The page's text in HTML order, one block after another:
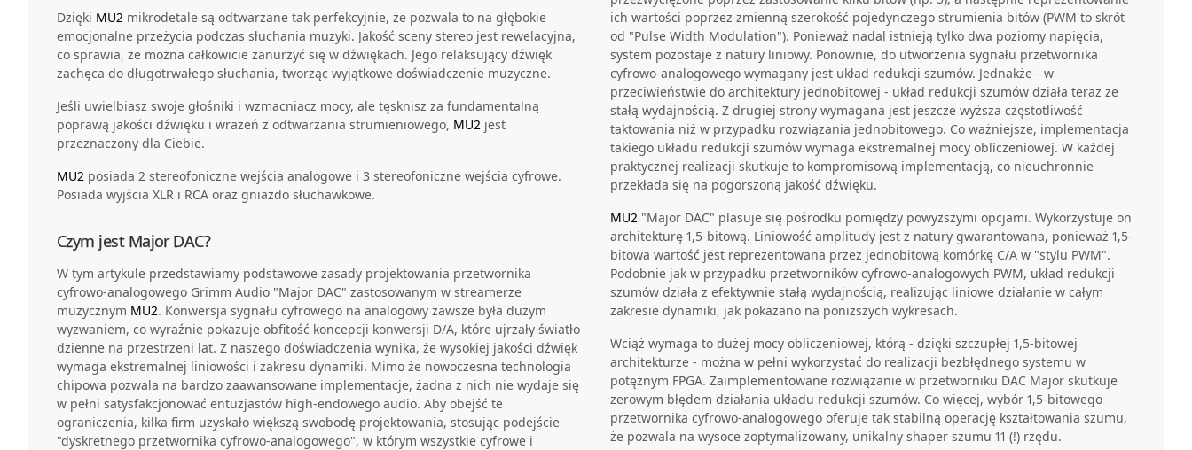
Dzięki MU2 mikrodetale są odtwarzane tak perfekcyjnie, że pozwala to na głębokie
emocjonalne przeżycia podczas słuchania muzyki. Jakość sceny stereo jest rewelacyjna,
co sprawia, że można całkowicie zanurzyć się w dźwiękach. Jego relaksujący dźwięk
zachęca do długotrwałego słuchania, tworząc wyjątkowe doświadczenie muzyczne.
Jeśli uwielbiasz swoje głośniki i wzmacniacz mocy, ale tęsknisz za fundamentalną
poprawą jakości dźwięku i wrażeń z odtwarzania strumieniowego, MU2 jest
przeznaczony dla Ciebie.
MU2 posiada 2 stereofoniczne wejścia analogowe i 3 stereofoniczne wejścia cyfrowe.
Posiada wyjścia XLR i RCA oraz gniazdo słuchawkowe.
Czym jest Major DAC?
W tym artykule przedstawiamy podstawowe zasady projektowania przetwornika
cyfrowo-analogowego Grimm Audio "Major DAC" zastosowanym w streamerze
muzycznym MU2. Konwersja sygnału cyfrowego na analogowy zawsze była dużym
wyzwaniem, co wyraźnie pokazuje obfitość koncepcji konwersji D/A, które ujrzały światło
dzienne na przestrzeni lat. Z naszego doświadczenia wynika, że wysokiej jakości dźwięk
wymaga ekstremalnej liniowości i zakresu dynamiki. Mimo że nowoczesna technologia
chipowa pozwala na bardzo zaawansowane implementacje, żadna z nich nie wydaje się
w pełni satysfakcjonować entuzjastów high-endowego audio. Aby obejść te
ograniczenia, kilka firm uzyskało większą swobodę projektowania, stosując podejście
"dyskretnego przetwornika cyfrowo-analogowego", w którym wszystkie cyfrowe i
ich wartości poprzez zmienną szerokość pojedynczego strumienia bitów (PWM to skrót
od "Pulse Width Modulation"). Ponieważ nadal istnieją tylko dwa poziomy napięcia,
system pozostaje z natury liniowy. Ponownie, do utworzenia sygnału przetwornika
cyfrowo-analogowego wymagany jest układ redukcji szumów. Jednakże - w
przeciwieństwie do architektury jednobitowej - układ redukcji szumów działa teraz ze
stałą wydajnością. Z drugiej strony wymagana jest jeszcze wyższa częstotliwość
taktowania niż w przypadku rozwiązania jednobitowego. Co ważniejsze, implementacja
takiego układu redukcji szumów wymaga ekstremalnej mocy obliczeniowej. W każdej
praktycznej realizacji skutkuje to kompromisową implementacją, co nieuchronnie
przekłada się na pogorszoną jakość dźwięku.
MU2 "Major DAC" plasuje się pośrodku pomiędzy powyższymi opcjami. Wykorzystuje on
architekturę 1,5-bitową. Liniowość amplitudy jest z natury gwarantowana, ponieważ 1,5-
bitowa wartość jest reprezentowana przez jednobitową komórkę C/A w "stylu PWM".
Podobnie jak w przypadku przetworników cyfrowo-analogowych PWM, układ redukcji
szumów działa z efektywnie stałą wydajnością, realizując liniowe działanie w całym
zakresie dynamiki, jak pokazano na poniższych wykresach.
Wciąż wymaga to dużej mocy obliczeniowej, którą - dzięki szczupłej 1,5-bitowej
architekturze - można w pełni wykorzystać do realizacji bezbłędnego systemu w
potężnym FPGA. Zaimplementowane rozwiązanie w przetworniku DAC Major skutkuje
zerowym błędem działania układu redukcji szumów. Co więcej, wybór 1,5-bitowego
przetwornika cyfrowo-analogowego oferuje tak stabilną operację kształtowania szumu,
że pozwala na wysoce zoptymalizowany, unikalny shaper szumu 11 (!) rzędu.